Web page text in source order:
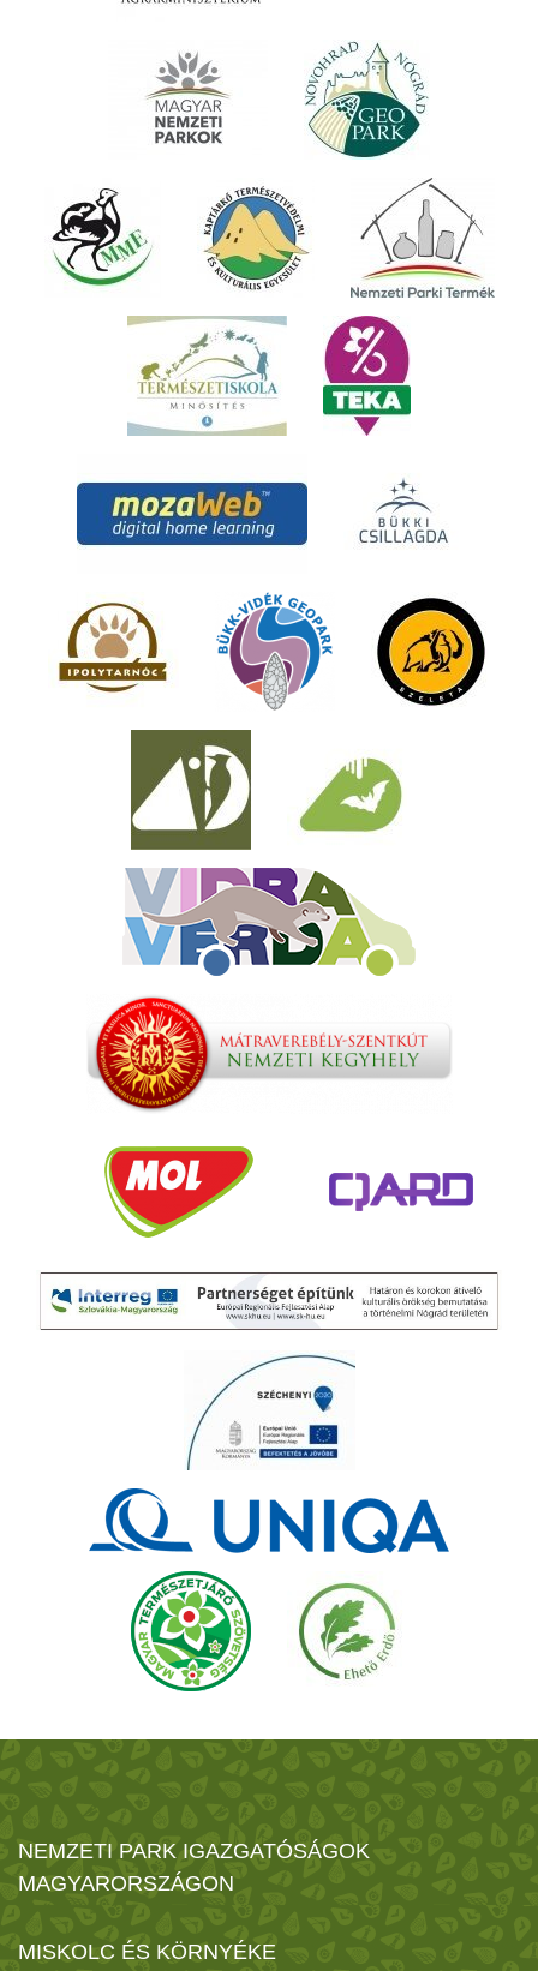
NEMZETI PARK IGAZGATÓSÁGOK
MAGYARORSZÁGON
MISKOLC ÉS KÖRNYÉKE